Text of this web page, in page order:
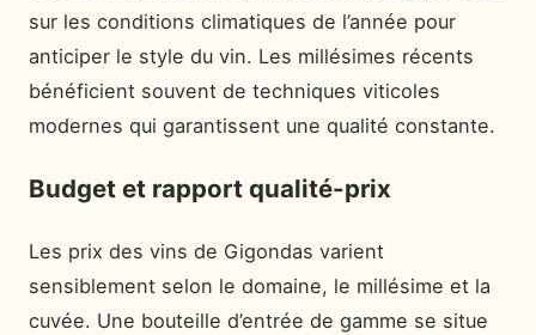
sur les conditions climatiques de l’année pour
anticiper le style du vin. Les millésimes récents
bénéficient souvent de techniques viticoles
modernes qui garantissent une qualité constante.
Budget et rapport qualité-prix
Les prix des vins de Gigondas varient
sensiblement selon le domaine, le millésime et la
cuvée. Une bouteille d’entrée de gamme se situe